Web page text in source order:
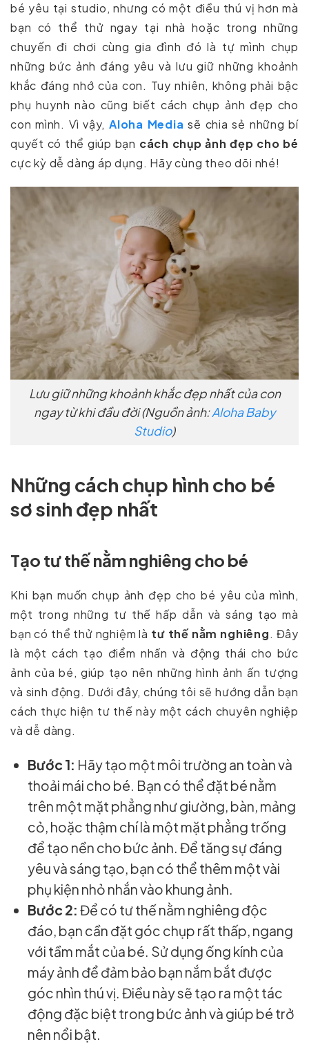
bé yêu tại studio, nhưng có một điều thú vị hơn mà
bạn có thể thử ngay tại nhà hoặc trong những
chuyến đi chơi cùng gia đình đó là tự mình chụp
những bức ảnh đáng yêu và lưu giữ những khoảnh
khắc đáng nhớ của con. Tuy nhiên, không phải bậc
phụ huynh nào cũng biết cách chụp ảnh đẹp cho
con mình. Vì vậy, Aloha Media sẽ chia sẻ những bí
quyết có thể giúp bạn cách chụp ảnh đẹp cho bé
cực kỳ dễ dàng áp dụng. Hãy cùng theo dõi nhé!
Lưu giữ những khoảnh khắc đẹp nhất của con
ngay từ khi đầu đời (Nguồn ảnh:Aloha Baby
Studio)
Những cách chụp hình cho bé
sơ sinh đẹp nhất
Tạo tư thế nằm nghiêng cho bé
Khi bạn muốn chụp ảnh đẹp cho bé yêu của mình,
một trong những tư thế hấp dẫn và sáng tạo mà
bạn có thể thử nghiệm là tư thế nằm nghiêng. Đây
là một cách tạo điểm nhấn và động thái cho bức
ảnh của bé, giúp tạo nên những hình ảnh ấn tượng
và sinh động. Dưới đây, chúng tôi sẽ hướng dẫn bạn
cách thực hiện tư thế này một cách chuyên nghiệp
và dễ dàng.
Bước 1: Hãy tạo một môi trường an toàn và
thoải mái cho bé. Bạn có thể đặt bé nằm
trên một mặt phẳng như giường, bàn, mảng
cỏ, hoặc thậm chí là một mặt phẳng trống
để tạo nền cho bức ảnh. Để tăng sự đáng
yêu và sáng tạo, bạn có thể thêm một vài
phụ kiện nhỏ nhắn vào khung ảnh.
Bước 2:Để có tư thế nằm nghiêng độc
đáo, bạn cần đặt góc chụp rất thấp, ngang
với tầm mắt của bé. Sử dụng ống kính của
máy ảnh để đảm bảo bạn nắm bắt được
góc nhìn thú vị. Điều này sẽ tạo ra một tác
động đặc biệt trong bức ảnh và giúp bé trở
nên nổi bật.